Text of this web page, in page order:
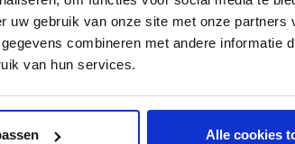
uw gebruik van onze site met onze partners
combineren met andere informatie
van hun services.
Alle cookies